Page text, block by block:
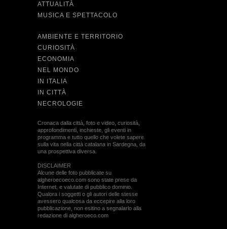
ATTUALITÀ
MUSICA E SPETTACOLO
AMBIENTE E TERRITORIO
CURIOSITÀ
ECONOMIA
NEL MONDO
IN ITALIA
IN CITTÀ
NECROLOGIE
Cronaca dalla città, foto e video, curiosità,
approfondimenti, inchieste, gli eventi in
programma e tutto quello che volete sapere
sulla vita nella città catalana in Sardegna, da
una prospettiva diversa.
DISCLAIMER
Alcune delle foto pubblicate su
algheroecoeco.com sono state prese da
Internet, e valutate di pubblico dominio.
Qualora i soggetti o gli autori delle stesse
avessero qualcosa da eccepire alla loro
pubblicazione, non esitino a segnalarlo alla
redazione di algheroeco.com